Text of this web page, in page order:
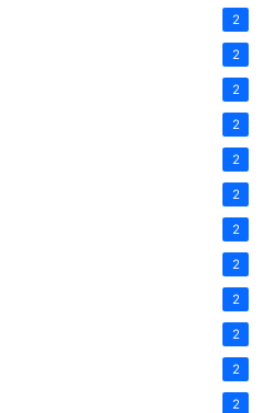
2
2
2
2
2
2
2
2
2
2
2
2